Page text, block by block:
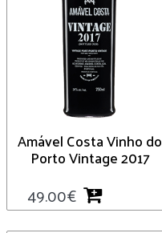
Amável Costa Vinho do
Porto Vintage 2017
49.00€